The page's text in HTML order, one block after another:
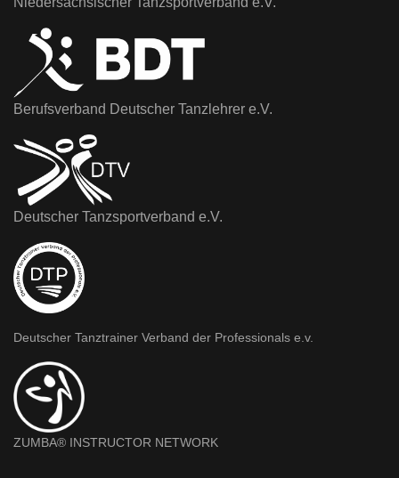
Berufsverband Deutscher Tanzlehrer e.V.
Deutscher Tanzsportverband e.V.
Deutscher Tanztrainer Verband der Professionals e.v.
ZUMBA® INSTRUCTOR NETWORK